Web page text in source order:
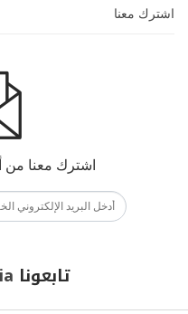
اشترك معنا
اشترك معنا من
تابعونا